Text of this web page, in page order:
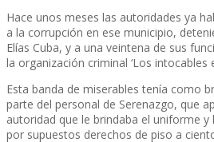
Hace unos meses las autoridades ya
a la corrupción en ese municipio,
Elías Cuba, y a una veintena de sus
la organización criminal ‘Los intocables
Esta banda de miserables tenía como
parte del personal de Serenazgo, que
autoridad que le brindaba el uniforme y
por supuestos derechos de piso a